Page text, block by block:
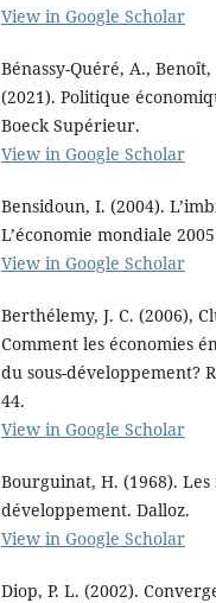
View in Google Scholar
Bénassy-Quéré, A.,
(2021). Politique
Boeck Supérieur.
View in Google Scholar
Bensidoun, I. (2004).
L’économie mondiale
View in Google Scholar
Berthélemy, J. C. (2006),
Comment les économies
du sous-développement?
44.
View in Google Scholar
Bourguinat, H. (1968).
développement. Dalloz.
View in Google Scholar
Diop, P. L. (2002).